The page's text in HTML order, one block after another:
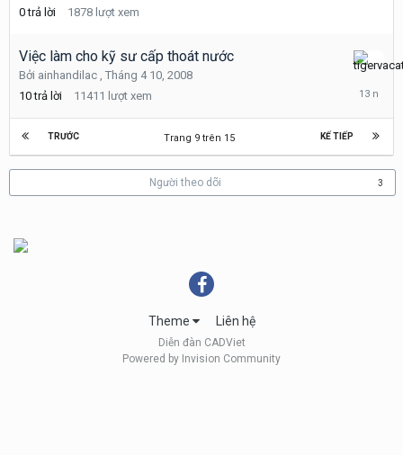
0 trả lời 1878 lượt xem
Việc làm cho kỹ sư cấp thoát nước
Bởi ainhandilac , Tháng 4 10, 2008
10 trả lời 11411 lượt xem
Tháng
10
2012
TRƯỚC KẾ TIẾP
Trang 9 trên 15
Người theo dõi 3
Theme Liên hệ
Diễn đàn CADViet
Powered by Invision Community